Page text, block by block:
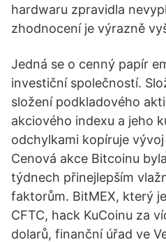
hardwaru zpravidla
zhodnocení je výrazně
Jedná se o cenný papír
investiční společností.
složení podkladového
akciového indexu a jeho
odchylkami kopíruje
Cenová akce Bitcoinu
týdnech přinejlepším
faktorům. BitMEX, který
CFTC, hack KuCoinu za
dolarů, finanční úřad ve